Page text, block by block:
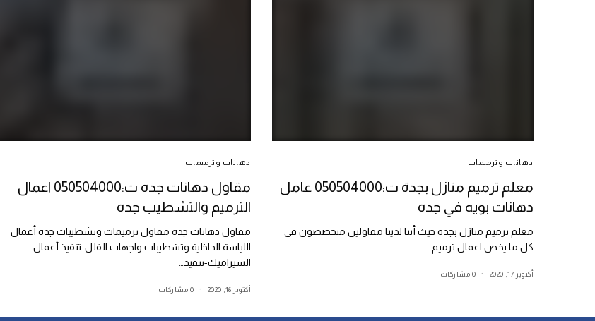
دهانات وترميمات
معلم ترميم منازل بجدة ت:050504000 عامل
دهانات بويه في جده
معلم ترميم منازل بجدة حيث أننا لدينا مقاولين متخصصون في
كل ما يخص اعمال ترميم…
أكتوبر 17, 2020 0 مشاركات
دهانات وترميمات
مقاول دهانات جده ت:050504000 اعمال
الترميم والتشطيب جده
مقاول دهانات جده مقاول ترميمات وتشطيبات جدة أعمال
اللياسة الداخلية وتشطيبات واجهات الفلل-تنفيذ أعمال
السيراميك-تنفيذ…
أكتوبر 16, 2020 0 مشاركات